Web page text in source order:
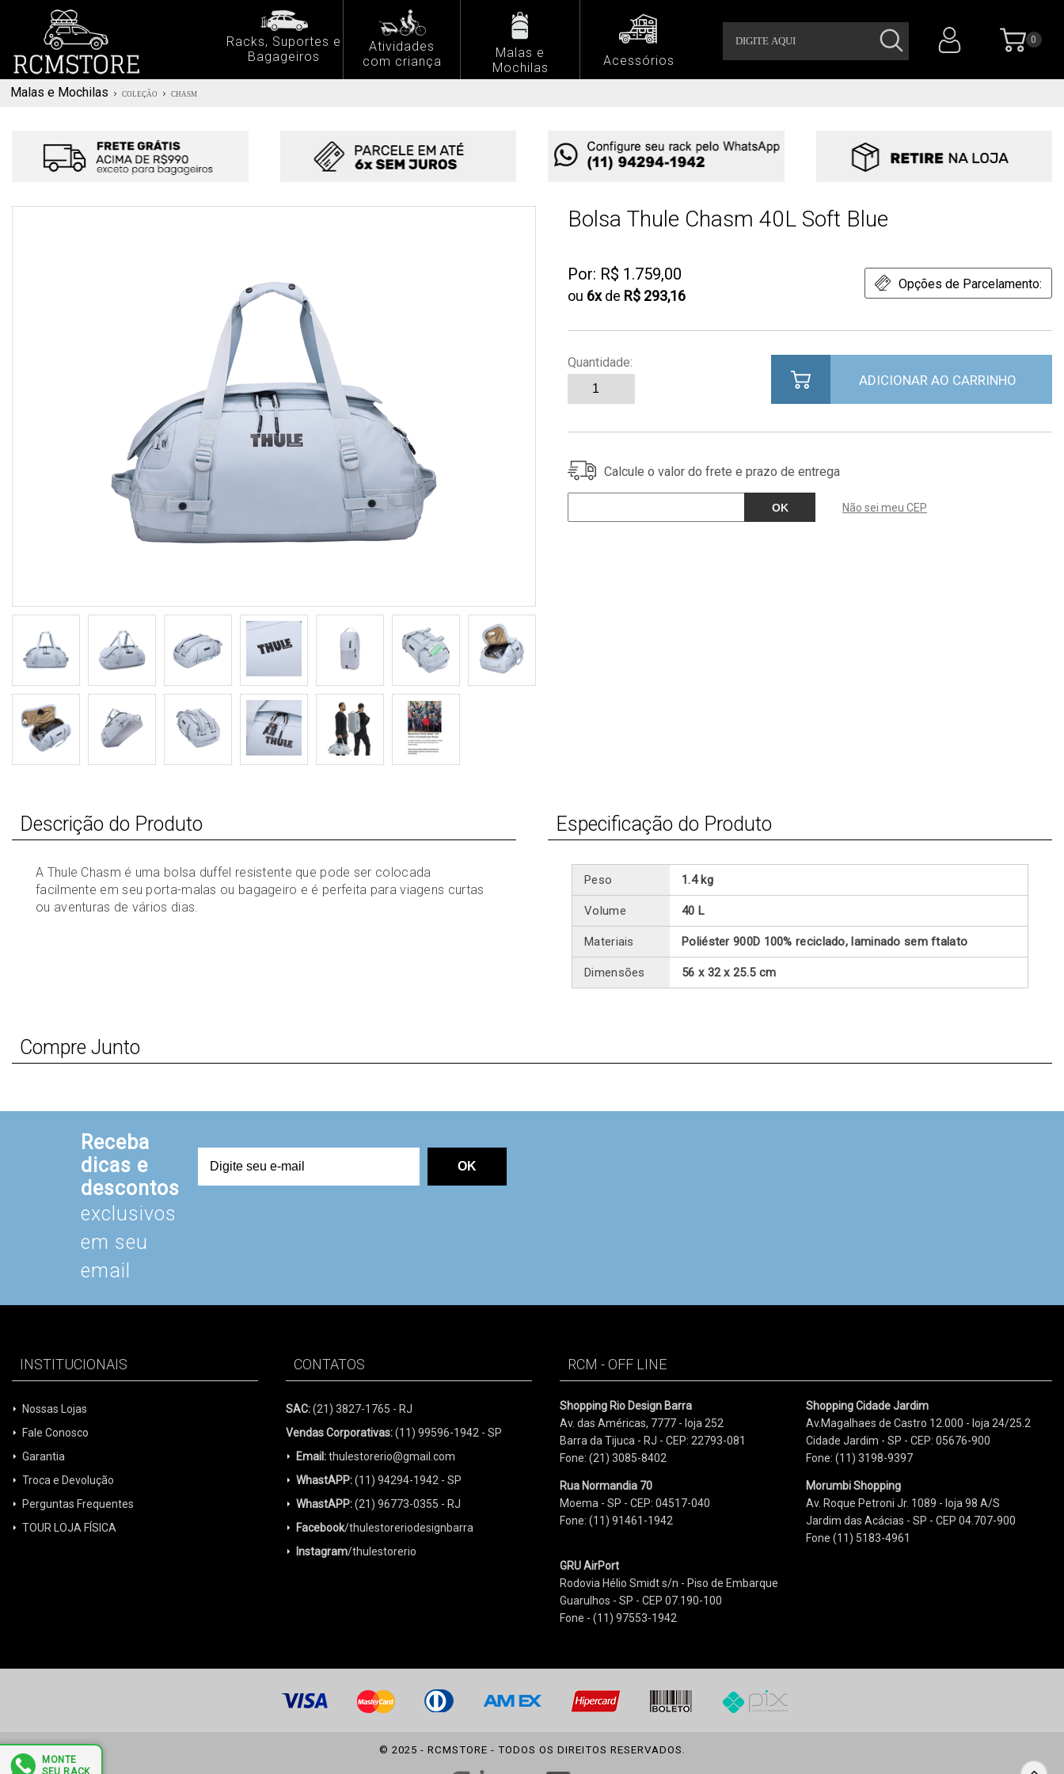
Racks, Suportes e
Bagageiros
Atividades
com criança
Malas e
Mochilas
Acessórios
0
Malas e Mochilas COLEÇÃO CHASM
Bolsa Thule Chasm 40L Soft Blue
Por: R$ 1.759,00
ou 6xde R$ 293,16
Opções de Parcelamento:
Quantidade:
Calcule o valor do frete e prazo de entrega
Não sei meu CEP
Descrição do Produto
A Thule Chasm é uma bolsa duffel resistente que pode ser colocada
facilmente em seu porta-malas ou bagageiro e é perfeita para viagens curtas
ou aventuras de vários dias.
Especificação do Produto
Peso 1.4 kg
Volume 40 L
Materiais Poliéster 900D 100% reciclado, laminado sem ftalato
Dimensões 56 x 32 x 25.5 cm
Compre Junto
INSTITUCIONAIS
Nossas Lojas
Fale Conosco
Garantia
Troca e Devolução
Perguntas Frequentes
TOUR LOJA FÍSICA
CONTATOS
SAC:(21) 3827-1765 - RJ
Vendas Corporativas:(11) 99596-1942 - SP
Email:thulestorerio@gmail.com
WhastAPP:(11) 94294-1942 - SP
WhastAPP:(21) 96773-0355 - RJ
Facebook/thulestoreriodesignbarra
Instagram/thulestorerio
RCM - OFF LINE
Shopping Rio Design Barra
Av. das Américas, 7777 - loja 252
Barra da Tijuca - RJ - CEP: 22793-081
Fone: (21) 3085-8402
Shopping Cidade Jardim
Av.Magalhaes de Castro 12.000 - loja 24/25.2
Cidade Jardim - SP - CEP: 05676-900
Fone: (11) 3198-9397
Rua Normandia 70
Moema - SP - CEP: 04517-040
Fone: (11) 91461-1942
Morumbi Shopping
Av. Roque Petroni Jr. 1089 - loja 98 A/S
Jardim das Acácias - SP - CEP 04.707-900
Fone (11) 5183-4961
GRU AirPort
Rodovia Hélio Smidt s/n - Piso de Embarque
Guarulhos - SP - CEP 07.190-100
Fone - (11) 97553-1942
© 2025 - RCMSTORE - TODOS OS DIREITOS RESERVADOS.